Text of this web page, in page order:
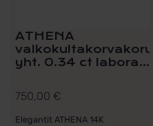
ATHENA
valkokultakorvakorut
yht. 0.34 ct labora...
750,00 €
Elegantit ATHENA 14K